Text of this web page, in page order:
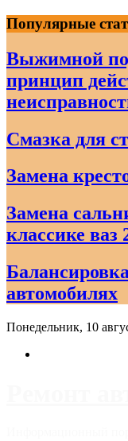
Skip
to
content
Популярные
Выжимной
принцип
Смазка для
Замена
Замена
классике
автомобилях
Понедельник, 10